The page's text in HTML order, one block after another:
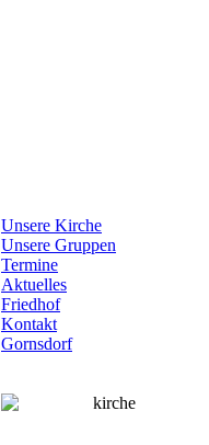
Unsere Kirche
Unsere Gruppen
Termine
Aktuelles
Friedhof
Kontakt
Gornsdorf